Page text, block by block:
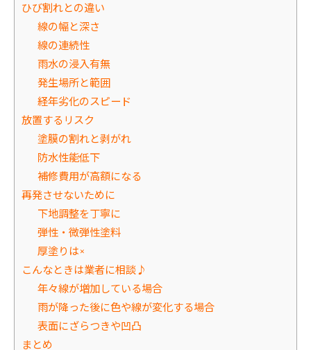
ひび割れとの違い
線の幅と深さ
線の連続性
雨水の浸入有無
発生場所と範囲
経年劣化のスピード
放置するリスク
塗膜の割れと剥がれ
防水性能低下
補修費用が高額になる
再発させないために
下地調整を丁寧に
弾性・微弾性塗料
厚塗りは×
こんなときは業者に相談♪
年々線が増加している場合
雨が降った後に色や線が変化する場合
表面にざらつきや凹凸
まとめ